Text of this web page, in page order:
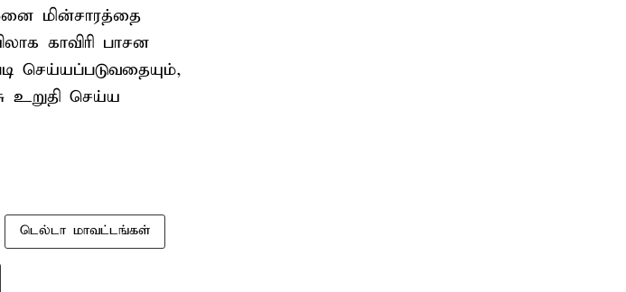
மின்சாரத்தை
காவிரி பாசன
செய்யப்படுவதையும்,
உறுதி செய்ய
டெல்டா மாவட்டங்கள்